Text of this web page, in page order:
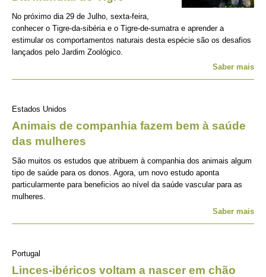
No próximo dia 29 de Julho, sexta-feira,
conhecer o Tigre-da-sibéria e o Tigre-de-sumatra e aprender a
estimular os comportamentos naturais desta espécie são os desafios
lançados pelo Jardim Zoológico.
Saber mais
Estados Unidos
Animais de companhia fazem bem à saúde
das mulheres
São muitos os estudos que atribuem à companhia dos animais algum
tipo de saúde para os donos. Agora, um novo estudo aponta
particularmente para beneficios ao nível da saúde vascular para as
mulheres.
Saber mais
Portugal
Linces-ibéricos voltam a nascer em chão